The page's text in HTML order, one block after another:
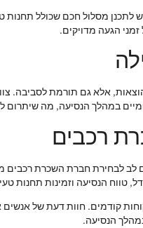
מסלול חכם שכולל תחנות
הגעה מדויקים.
אלא גם תורמת לסביבה.
במהלך הנסיעה, מה שיתרום
רכבים
לבחירת חברת השכרת רכבים
טווח הנסיעה וזמינות תחנות
קודמים. חוות דעת של
הנסיעה.